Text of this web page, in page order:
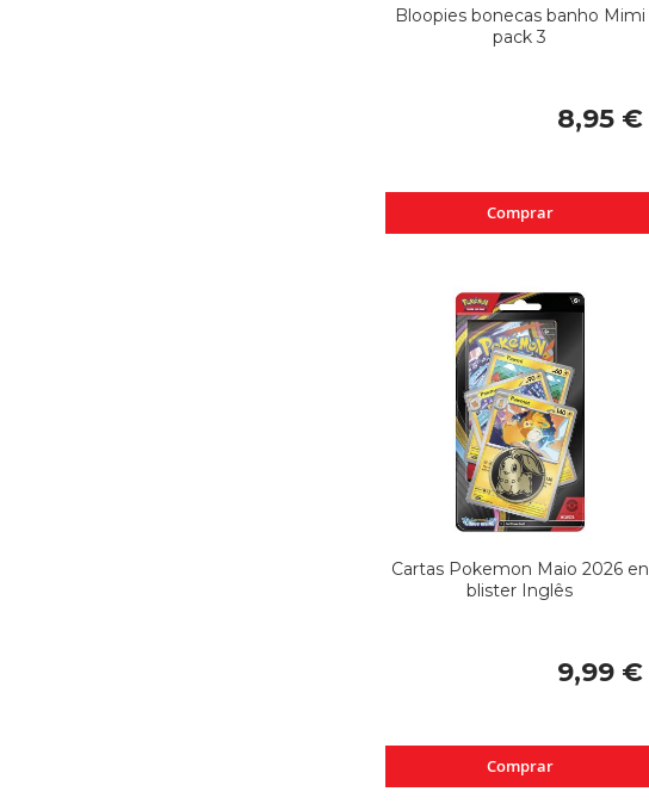
Bloopies bonecas banho Mimi
pack 3
8,95 €
Comprar
Cartas Pokemon Maio 2026 en
blister Inglês
9,99 €
Comprar